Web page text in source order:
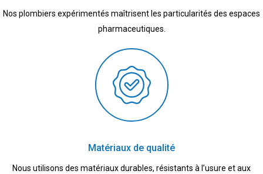
Nos plombiers expérimentés maîtrisent les particularités des espaces
pharmaceutiques.
Matériaux de qualité
Nous utilisons des matériaux durables, résistants à l’usure et aux